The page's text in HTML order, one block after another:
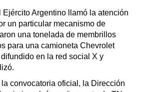
Argentino llamó la atención
un particular mecanismo de
una tonelada de membrillos
para una camioneta Chevrolet
en la red social X y
convocatoria oficial, la Dirección